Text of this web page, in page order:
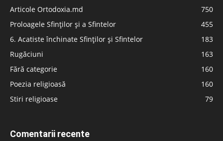
Articole Ortodoxia.md
750
Proloagele Sfinților și a Sfintelor
455
6. Acatiste închinate Sfinților și Sfintelor
183
Rugăciuni
163
Fără categorie
160
Poezia religioasă
160
Stiri religioase
79
Comentarii recente